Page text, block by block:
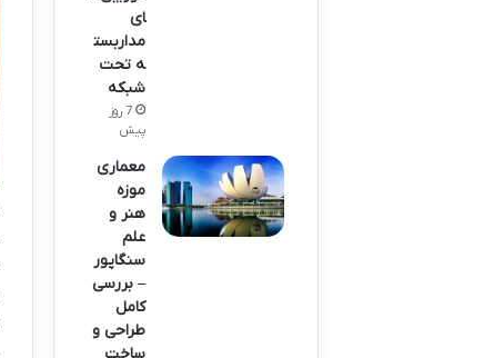
ای
مداربست
ه تحت
شبکه
7 روز
پیش
معماری
موزه
هنر و
علم
سنگاپور
– بررسی
کامل
طراحی و